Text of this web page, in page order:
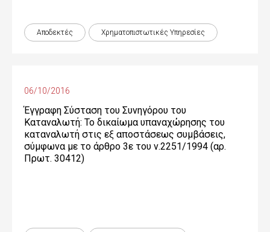
Αποδεκτές Χρηματοπιστωτικές Yπηρεσίες
06/10/2016
Έγγραφη Σύσταση του Συνηγόρου του
Καταναλωτή: Το δικαίωμα υπαναχώρησης του
καταναλωτή στις εξ αποστάσεως συμβάσεις,
σύμφωνα με το άρθρο 3ε του ν.2251/1994 (αρ.
Πρωτ. 30412)